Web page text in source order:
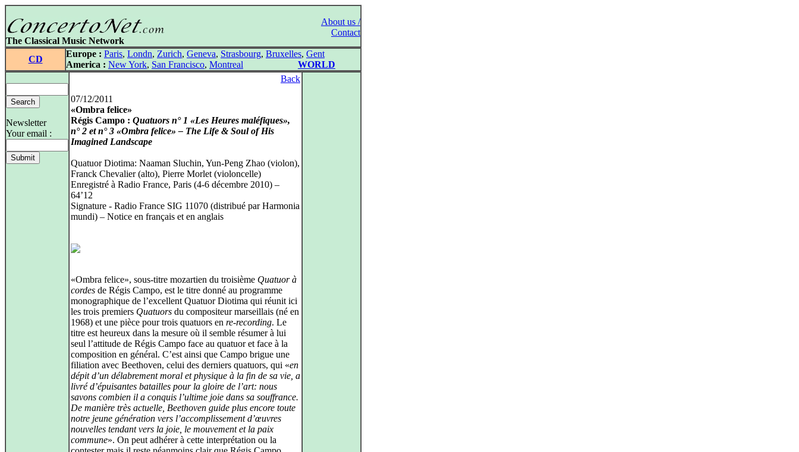
About us /
Contact
The Classical Music Network
CD
Europe : Paris, Londn, Zurich, Geneva, Strasbourg, Bruxelles, Gent
America : New York, San Francisco, Montreal WORLD
Newsletter
Your email :
Back
07/12/2011
«Ombra felice»
Régis Campo : Quatuors n° 1 «Les Heures maléfiques»,
n° 2 et n° 3 «Ombra felice» – The Life & Soul of His
Imagined Landscape
Quatuor Diotima: Naaman Sluchin, Yun-Peng Zhao (violon),
Franck Chevalier (alto), Pierre Morlet (violoncelle)
Enregistré à Radio France, Paris (4-6 décembre 2010) –
64’12
Signature - Radio France SIG 11070 (distribué par Harmonia
mundi) – Notice en français et en anglais
«Ombra felice», sous-titre mozartien du troisième Quatuor à
cordes de Régis Campo, est le titre donné au programme
monographique de l’excellent Quatuor Diotima qui réunit ici
les trois premiers Quatuors du compositeur marseillais (né en
1968) et une pièce pour trois quatuors en re-recording. Le
titre est heureux dans la mesure où il semble résumer à lui
seul l’attitude de Régis Campo face au quatuor et face à la
composition en général. C’est ainsi que Campo brigue une
filiation avec Beethoven, celui des derniers quatuors, qui «en
dépit d’un délabrement moral et physique à la fin de sa vie, a
livré d’épuisantes batailles pour la gloire de l’art: nous
savons combien il a conquis l’ultime joie dans sa souffrance.
De manière très actuelle, Beethoven guide plus encore toute
notre jeune génération vers l’accomplissement d’œuvres
nouvelles tendant vers la joie, le mouvement et la paix
commune». On peut adhérer à cette interprétation ou la